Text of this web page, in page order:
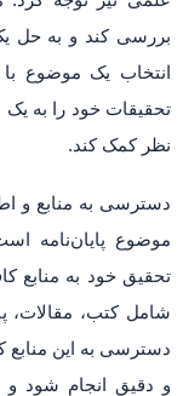
بررسی کند و به حل
انتخاب یک موضوع
تحقیقات خود را به
نظر کمک کند.
دسترسی به منابع و
موضوع پایان‌نامه
تحقیق خود به منابع
شامل کتب، مقالات،
دسترسی به این
و دقیق انجام شود و